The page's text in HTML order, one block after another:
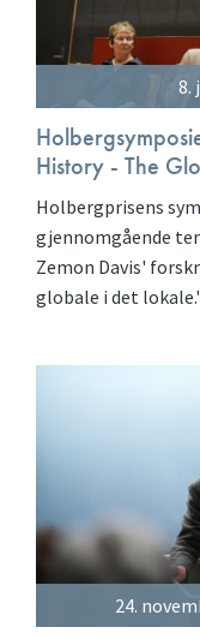
8.
History - The
Holbergprisens
gjennomgående
Zemon Davis'
globale i det
24.